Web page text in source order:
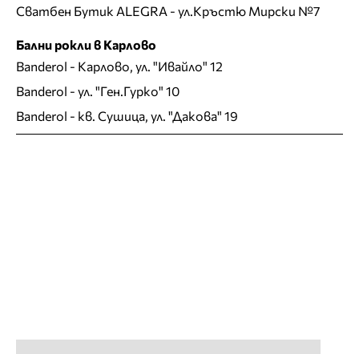
Сватбен Бутик ALEGRA - ул.Кръстю Мирски №7
Бални рокли в Карлово
Banderol - Карлово, ул. "Ивайло" 12
Banderol - ул. "Ген.Гурко" 10
Banderol - кв. Сушица, ул. "Дакова" 19